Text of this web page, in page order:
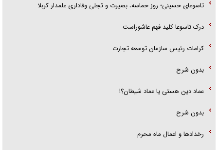
تاسوعای حسینی؛ روز حماسه، بصیرت و تجلی وفاداری علمدار کربلا
درک تاسوعا کلید فهم عاشوراست
کرامات رئیس سازمان توسعه تجارت
بدون شرح
عماد دین هستی یا عماد شیطان؟!
بدون شرح
رخداد‌ها و اعمال ماه محرم